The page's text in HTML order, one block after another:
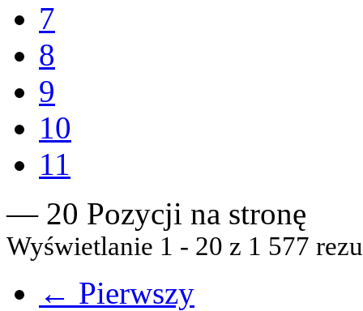
7
8
9
10
11
— 20 Pozycji na stronę
Wyświetlanie 1 - 20 z 1 577
← Pierwszy